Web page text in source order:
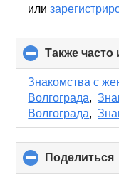
или
Также часто
Знакомства с
Волгограда,
Волгограда,
Поделиться